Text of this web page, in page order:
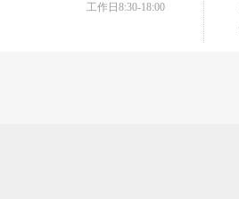
工作日8:30-18:00